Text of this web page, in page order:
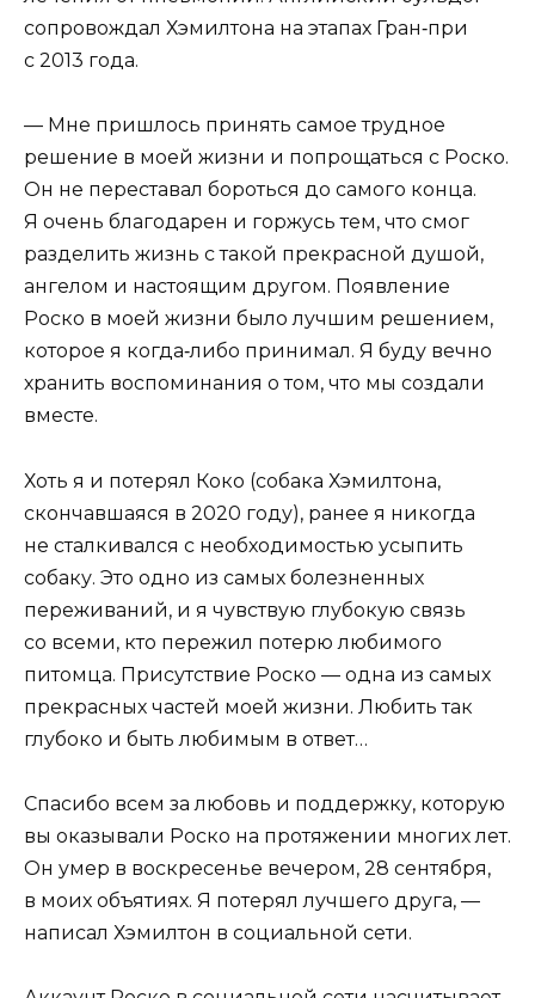
сопровождал Хэмилтона на этапах Гран‑при
с 2013 года.
— Мне пришлось принять самое трудное
решение в моей жизни и попрощаться с Роско.
Он не переставал бороться до самого конца.
Я очень благодарен и горжусь тем, что смог
разделить жизнь с такой прекрасной душой,
ангелом и настоящим другом. Появление
Роско в моей жизни было лучшим решением,
которое я когда‑либо принимал. Я буду вечно
хранить воспоминания о том, что мы создали
вместе.
Хоть я и потерял Коко (собака Хэмилтона,
скончавшаяся в 2020 году), ранее я никогда
не сталкивался с необходимостью усыпить
собаку. Это одно из самых болезненных
переживаний, и я чувствую глубокую связь
со всеми, кто пережил потерю любимого
питомца. Присутствие Роско — одна из самых
прекрасных частей моей жизни. Любить так
глубоко и быть любимым в ответ…
Спасибо всем за любовь и поддержку, которую
вы оказывали Роско на протяжении многих лет.
Он умер в воскресенье вечером, 28 сентября,
в моих объятиях. Я потерял лучшего друга, —
написал Хэмилтон в социальной сети.